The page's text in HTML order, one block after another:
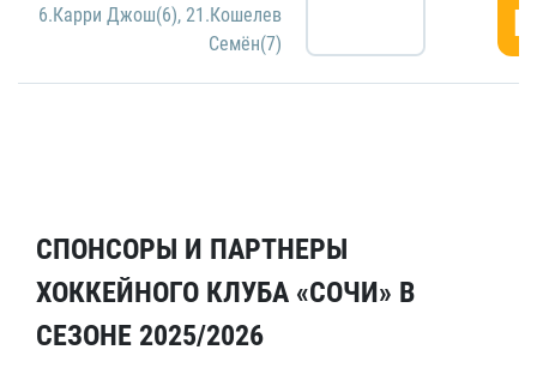
6.Карри Джош(6), 21.Кошелев
Семён(7)
СПОНСОРЫ И ПАРТНЕРЫ
ХОККЕЙНОГО КЛУБА «СОЧИ» В
СЕЗОНЕ 2025/2026